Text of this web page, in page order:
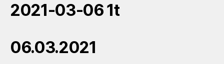
2021-03-06 1t
06.03.2021